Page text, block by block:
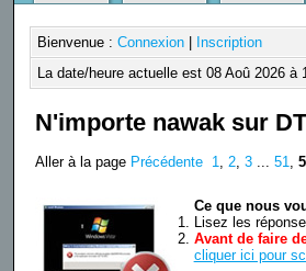
Bienvenue : Connexion|
Inscription
La date/heure actuelle est 08 Aoû 2026 à
N'importe nawak sur
Aller à la page Précédente 1, 2, 3... 51,
Ce que nous
Lisez les
Avant de faire
cliquer ici pour